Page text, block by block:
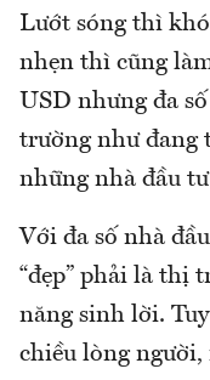
Lướt sóng thì
nhẹn thì cũng
USD nhưng đa
trường như đang
những nhà đầu
Với đa số nhà
“đẹp” phải là thị
năng sinh lời.
chiều lòng